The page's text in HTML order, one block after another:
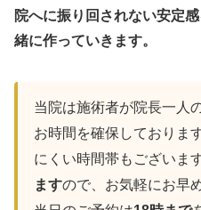
院へに振り回されない安定
緒に作っていきます。
当院は施術者が院長一人
お時間を確保しておりま
にくい時間帯もございま
ますので、お気軽にお早